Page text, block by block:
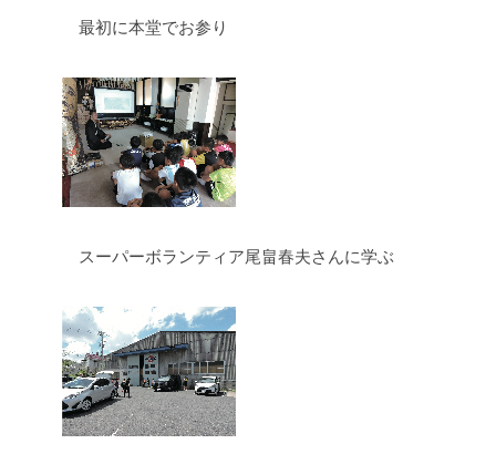
最初に本堂でお参り
スーパーボランティア尾畠春夫さんに学ぶ